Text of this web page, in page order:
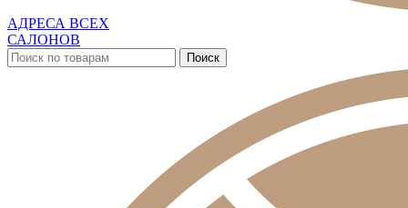
АДРЕСА ВСЕХ
САЛОНОВ